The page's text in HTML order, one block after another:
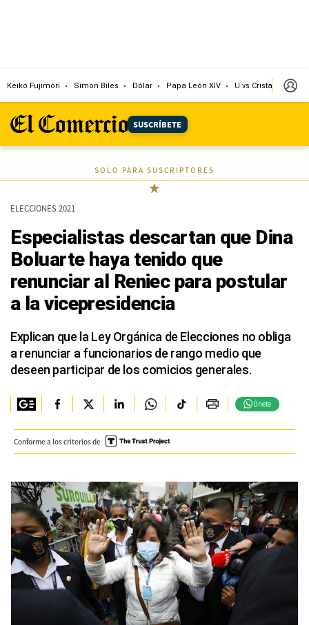
Keiko Fujimori Simon Biles Dólar Papa León XIV U vs Cristal
SUSCRÍBETE
SOLO PARA SUSCRIPTORES
ELECCIONES 2021
Especialistas descartan que Dina
Boluarte haya tenido que
renunciar al Reniec para postular
a la vicepresidencia
Explican que la Ley Orgánica de Elecciones no obliga
a renunciar a funcionarios de rango medio que
deseen participar de los comicios generales.
Únete
Conforme a los criterios de